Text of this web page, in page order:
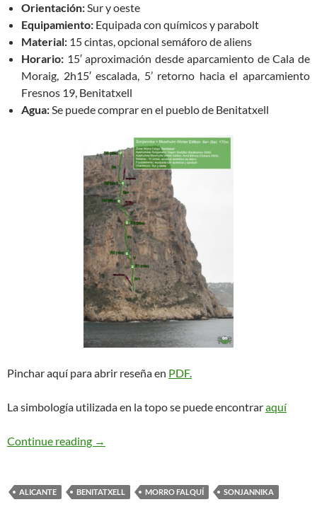
Orientación:Sur y oeste
Equipamiento: Equipada con químicos y parabolt
Material: 15 cintas, opcional semáforo de aliens
Horario: 15′ aproximación desde aparcamiento de Cala de
Moraig, 2h15′ escalada, 5’ retorno hacia el aparcamiento
Fresnos 19, Benitatxell
Agua:Se puede comprar en el pueblo de Benitatxell
Pinchar aquí para abrir reseña en PDF.
La simbología utilizada en la topo se puede encontraraquí
Continue reading Sonjannika + Moohrhun Winter Edition.
→
ALICANTE BENITATXELL MORRO FALQUÍ SONJANNIKA